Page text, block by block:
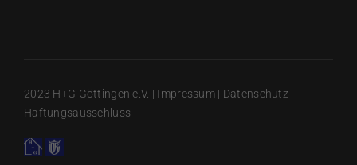
2023 H+G Göttingen e.V. | Impressum | Datenschutz |
Haftungsausschluss